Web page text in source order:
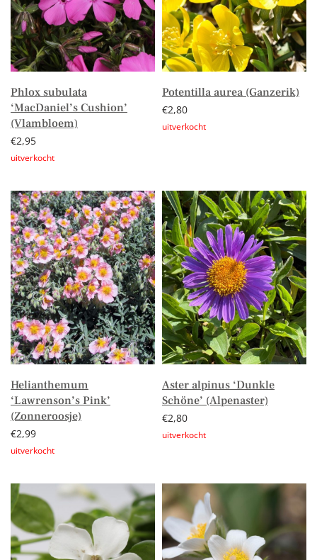
Phlox subulata
‘MacDaniel’s Cushion’
(Vlambloem)
€2,95
Potentilla aurea (Ganzerik)
€2,80
Helianthemum
‘Lawrenson’s Pink’
(Zonneroosje)
€2,99
Aster alpinus ‘Dunkle
Schöne’ (Alpenaster)
€2,80